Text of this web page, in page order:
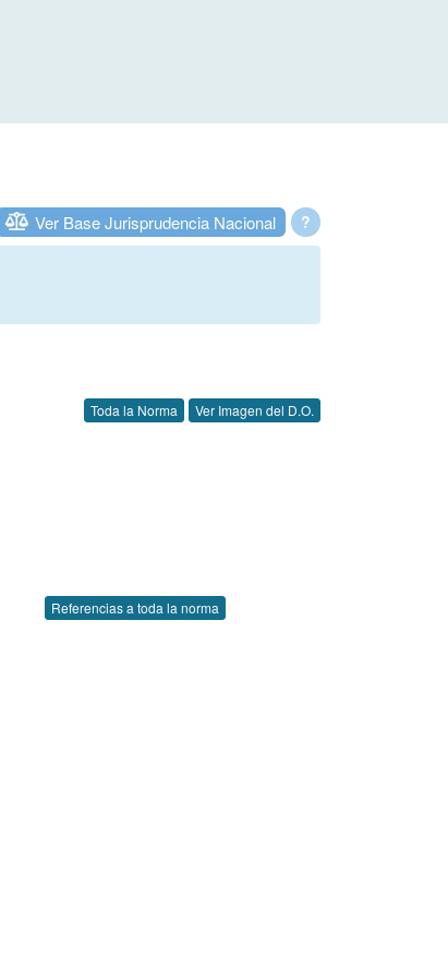
?
Ver Base Jurisprudencia Nacional
Toda la Norma Ver Imagen del D.O.
Referencias a toda la norma